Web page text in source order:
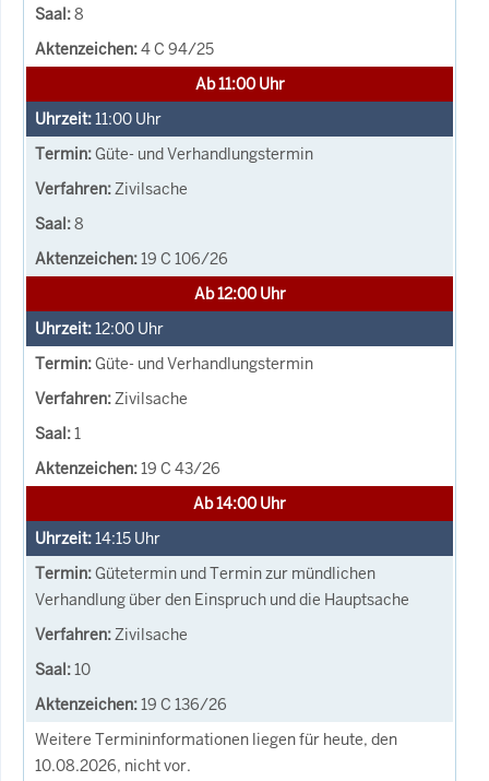
8
4 C 94/25
Ab 11:00 Uhr
11:00 Uhr
Güte- und Verhandlungstermin
Zivilsache
8
19 C 106/26
Ab 12:00 Uhr
12:00 Uhr
Güte- und Verhandlungstermin
Zivilsache
1
19 C 43/26
Ab 14:00 Uhr
14:15 Uhr
Gütetermin und Termin zur mündlichen
Verhandlung über den Einspruch und die Hauptsache
Zivilsache
10
19 C 136/26
Weitere Termininformationen liegen für heute, den
10.08.2026, nicht vor.